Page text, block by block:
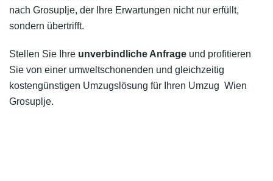
nach Grosuplje, der Ihre Erwartungen nicht nur erfüllt,
sondern übertrifft.
Stellen Sie Ihre unverbindliche Anfrage und profitieren
Sie von einer umweltschonenden und gleichzeitig
kostengünstigen Umzugslösung für Ihren Umzug Wien
Grosuplje.